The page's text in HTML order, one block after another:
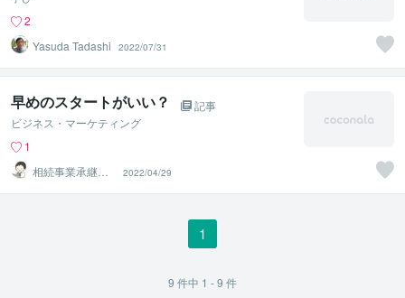
2
Yasuda Tadashi
2022/07/31
早めのスタートがいい？
記事
ビジネス・マーケティング
1
相続事業承継コ
ンサルタント
2022/04/29
1
9 件中 1 - 9 件